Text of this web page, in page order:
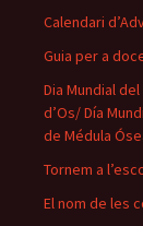
Calendari
Guia per a
Dia Mundial
d’Os/ Día
de Médula
Tornem a
El nom de les